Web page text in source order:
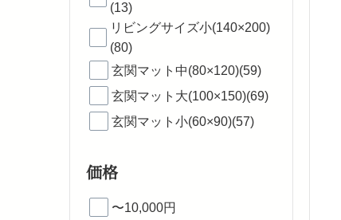
(13)
リビングサイズ小(140×200)
(80)
玄関マット中(80×120)(59)
玄関マット大(100×150)(69)
玄関マット小(60×90)(57)
価格
〜10,000円